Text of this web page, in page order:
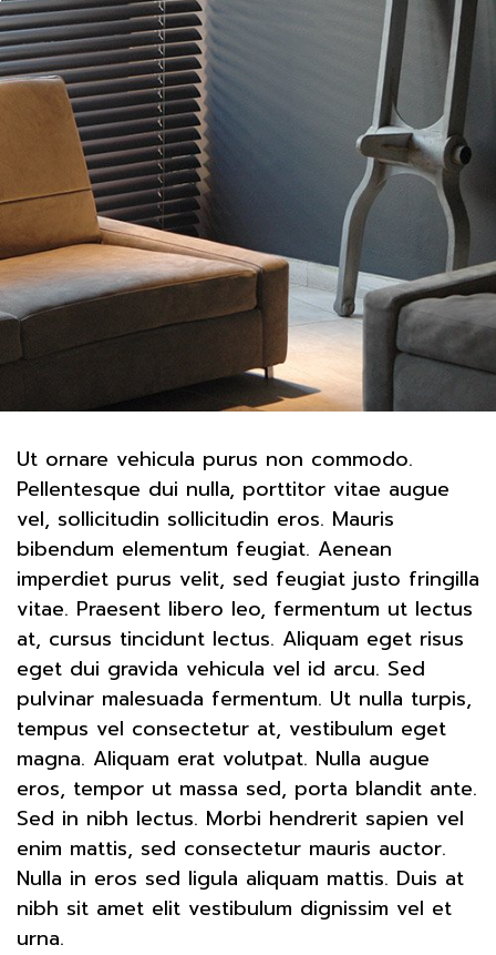
Ut ornare vehicula purus non commodo.
Pellentesque dui nulla, porttitor vitae augue
vel, sollicitudin sollicitudin eros. Mauris
bibendum elementum feugiat. Aenean
imperdiet purus velit, sed feugiat justo fringilla
vitae. Praesent libero leo, fermentum ut lectus
at, cursus tincidunt lectus. Aliquam eget risus
eget dui gravida vehicula vel id arcu. Sed
pulvinar malesuada fermentum. Ut nulla turpis,
tempus vel consectetur at, vestibulum eget
magna. Aliquam erat volutpat. Nulla augue
eros, tempor ut massa sed, porta blandit ante.
Sed in nibh lectus. Morbi hendrerit sapien vel
enim mattis, sed consectetur mauris auctor.
Nulla in eros sed ligula aliquam mattis. Duis at
nibh sit amet elit vestibulum dignissim vel et
urna.